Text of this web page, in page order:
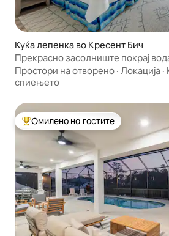
Куќа лепенка во Кресент Бич
Прекрасно засолниште покрај
Простори на отворено · Локација ·
спиењето
Меѓу најуспешните „Омилени на
Омилено на гостите